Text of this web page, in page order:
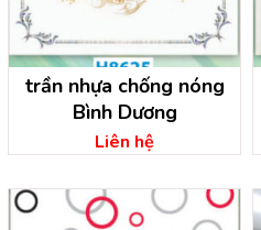
trần nhựa chống nóng
Bình Dương
Liên hệ